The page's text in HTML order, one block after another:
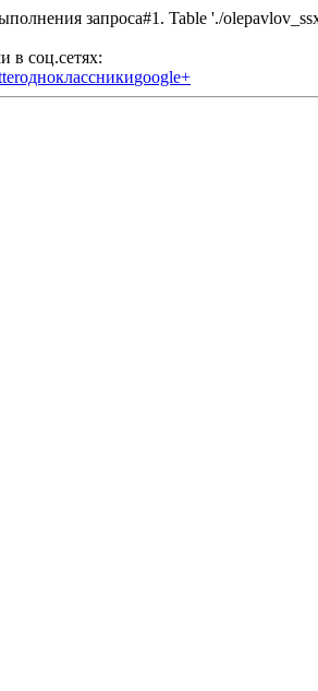
запроса#1. Table './
в соц.сетях:
одноклассникиgoogle+